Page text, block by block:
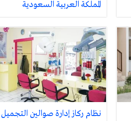
المملكة العربية السعودية
نظام ركاز إدارة صوالين التجميل